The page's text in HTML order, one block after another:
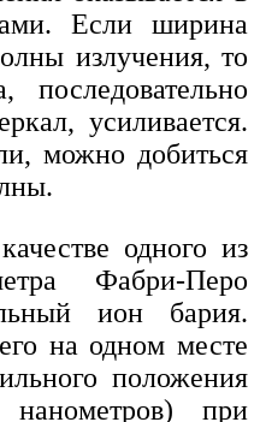
Если ширина
излучения, то
последовательно
усиливается.
можно добиться
одного из
Фабри-Перо
ион бария.
на одном месте
положения
при